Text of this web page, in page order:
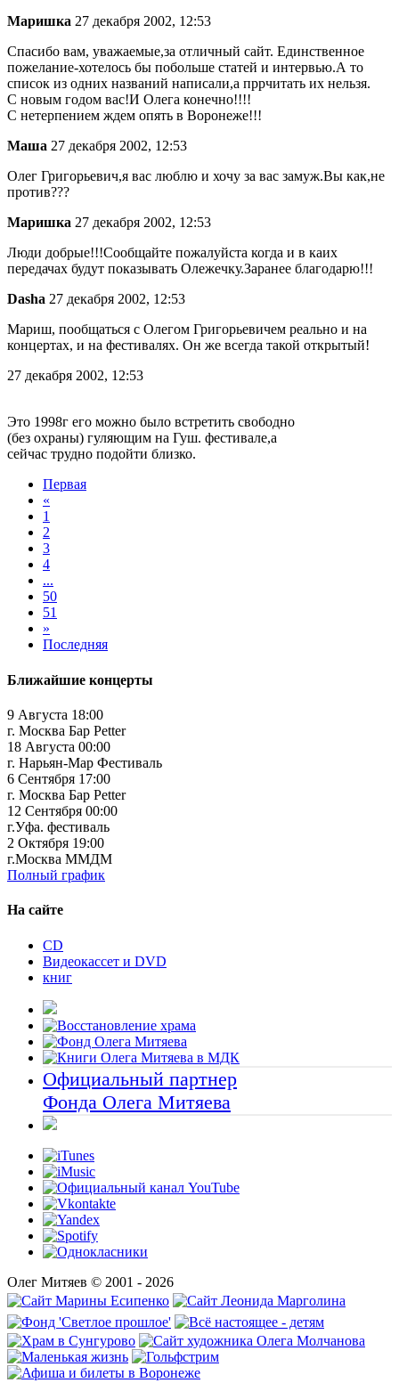
Маришка 27 декабря 2002, 12:53
Спасибо вам, уважаемые,за отличный сайт. Единственное
пожелание-хотелось бы побольше статей и интервью.А то
список из одних названий написали,а пррчитать их нельзя.
С новым годом вас!И Олега конечно!!!!
С нетерпением ждем опять в Воронеже!!!
Маша 27 декабря 2002, 12:53
Олег Григорьевич,я вас люблю и хочу за вас замуж.Вы как,не
против???
Маришка 27 декабря 2002, 12:53
Люди добрые!!!Сообщайте пожалуйста когда и в каих
передачах будут показывать Олежечку.Заранее благодарю!!!
Dasha 27 декабря 2002, 12:53
Мариш, пообщаться с Олегом Григорьевичем реально и на
концертах, и на фестивалях. Он же всегда такой открытый!
27 декабря 2002, 12:53
Это 1998г его можно было встретить свободно
(без охраны) гуляющим на Гуш. фестивале,а
сейчас трудно подойти близко.
Первая
«
1
2
3
4
...
50
51
»
Последняя
Ближайшие концерты
9 Августа 18:00
г. Москва Бар Petter
18 Августа 00:00
г. Нарьян-Мар Фестиваль
6 Сентября 17:00
г. Москва Бар Petter
12 Сентября 00:00
г.Уфа. фестиваль
2 Октября 19:00
г.Москва ММДМ
Полный график
На сайте
CD
Видеокассет и DVD
книг
Официальный партнер
Фонда Олега Митяева
Олег Митяев © 2001 - 2026